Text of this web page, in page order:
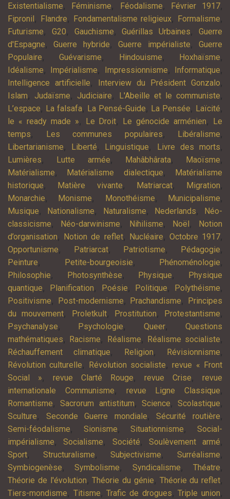
Existentialisme, Féminisme, Féodalisme, Février 1917,
Fipronil , Flandre, Fondamentalisme religieux, Formalisme,
Futurisme, G20, Gauchisme,Guérillas Urbaines,Guerre
d'Espagne,Guerre hybride,Guerre impérialiste,Guerre
Populaire,Guévarisme, Hindouisme, Hoxhaïsme,
Idéalisme, Impérialisme, Impressionnisme, Informatique,
Intelligence artificielle, Interview du Président Gonzalo,
Islam, Judaïsme, Judiciaire, L'Abeille et le communiste,
L’espace, La falsafa, La Pensé-Guide, La Pensée, Laïcité,
le « ready made », Le Droit, Le génocide arménien,
Le
temps, Les communes populaires, Libéralisme,
Libertarianisme, Liberté, Linguistique, Livre des morts,
Lumières, Lutte armée, Mahâbhârata, Maoïsme,
Matérialisme, Matérialisme dialectique,
Matérialisme
historique, Matière vivante, Matriarcat, Migration,
Monarchie, Monisme, Monothéisme, Municipalisme,
Musique, Nationalisme, Naturalisme, Nederlands,
Néo-
classicisme, Néo-darwinisme, Nihilisme, Noël ,
Notion
d’organisation, Notion de reflet, Nucléaire, Octobre 1917,
Opportunisme, Patriarcat, Patriotisme, Pédagogie,
Peinture, Petite-bourgeoisie, Phénoménologie,
Philosophie, Photosynthèse, Physique,
Physique
quantique, Planification, Poésie, Politique, Polythéisme,
Positivisme, Post-modernisme, Prachandisme,
Principes
du mouvement, Proletkult, Prostitution, Protestantisme,
Psychanalyse, Psychologie, Queer,Questions
mathématiques, Racisme, Réalisme, Réalisme socialiste,
Réchauffement climatique, Religion, Révisionnisme,
Révolution culturelle, Révolution socialiste,revue « Front
Social », revue Clarté Rouge, revue Crise, revue
internationale Communisme, revue Ligne Classique,
Romantisme,Sacrorum antistitum, Science, Scolastique,
Sculture, Seconde Guerre mondiale,Sécurité routière,
Semi-féodalisme, Sionisme,Situationnisme,Social-
impérialisme,Socialisme, Société, Soulèvement armé,
Sport, Structuralisme,Subjectivisme,Surréalisme,
Symbiogenèse,Symbolisme, Syndicalisme,Théatre,
Théorie de l'évolution,Théorie du génie, Théorie du reflet,
Tiers-mondisme, Titisme,Trafic de drogues,Triple union,